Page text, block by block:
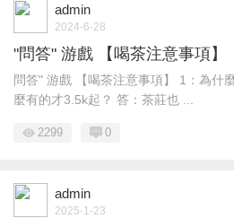
admin
2024-6-28
"問答" 游戲 【喝茶注意事項】
問答" 游戲 【喝茶注意事項】 1：為什
麼有的才3.5k起？ 答：茶莊也 ...
2299 0
admin
2025-1-23